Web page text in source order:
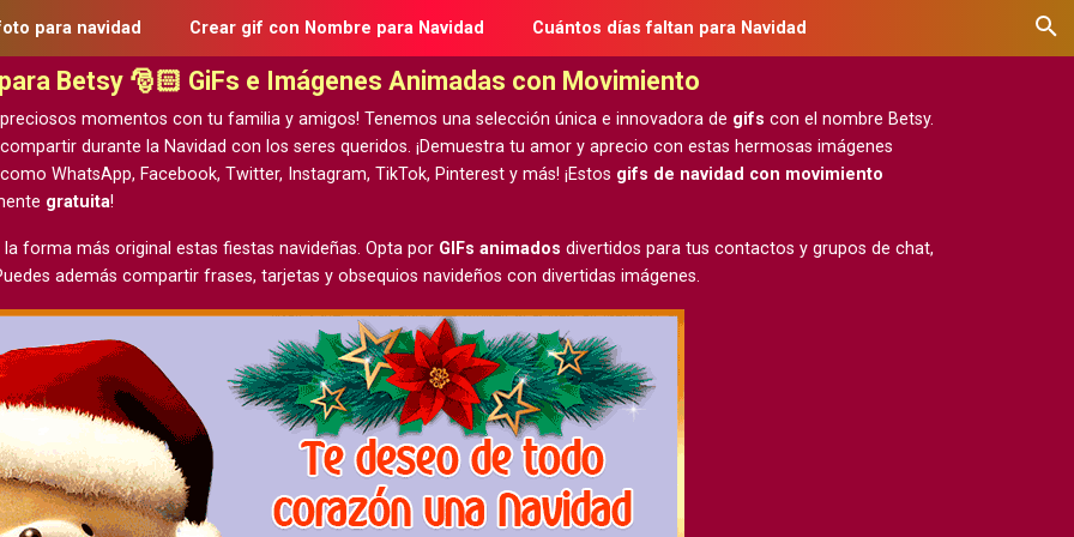
para navidad Crear gif con Nombre para Navidad Cuántos días faltan para Navidad
Betsy 🎅🏻 GiFs e Imágenes Animadas con Movimiento
momentos con tu familia y amigos! Tenemos una selección única e innovadora de gifs con el nombre Betsy.
durante la Navidad con los seres queridos. ¡Demuestra tu amor y aprecio con estas hermosas imágenes
WhatsApp, Facebook, Twitter, Instagram, TikTok, Pinterest y más! ¡Estos gifs de navidad con movimiento
gratuita!
forma más original estas fiestas navideñas. Opta por GIFs animados divertidos para tus contactos y grupos de chat,
además compartir frases, tarjetas y obsequios navideños con divertidas imágenes.